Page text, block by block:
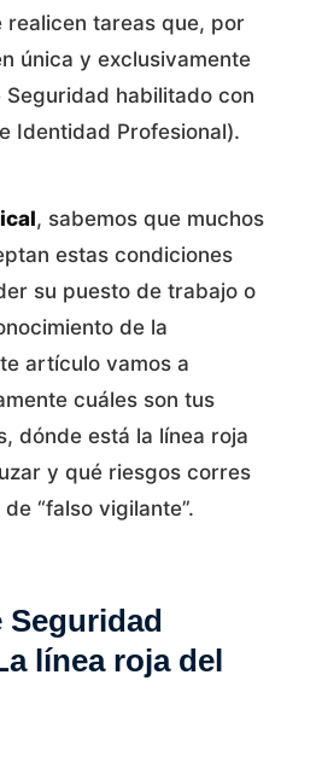
realicen tareas que, por
única y exclusivamente
Seguridad habilitado con
Identidad Profesional).
, sabemos que muchos
estas condiciones
su puesto de trabajo o
de la
artículo vamos a
cuáles son tus
dónde está la línea roja
y qué riesgos corres
“falso vigilante”.
Seguridad
línea roja del